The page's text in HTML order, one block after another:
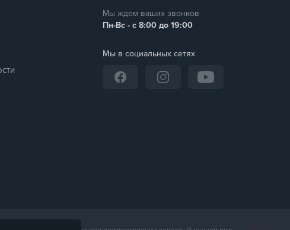
Мы ждем ваших звонков
Пн-Вс - с 8:00 до 19:00
Мы в социальных сетях